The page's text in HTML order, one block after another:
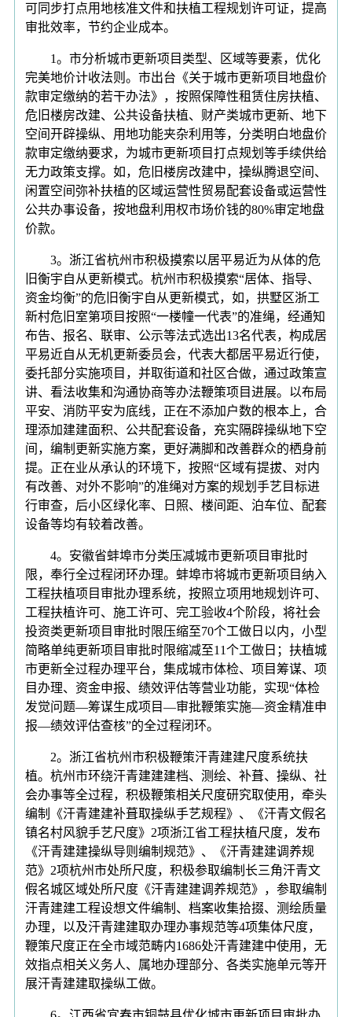
可同步打点用地核准文件和扶植工程规划许可证，提高
审批效率，节约企业成本。
1。市分析城市更新项目类型、区域等要素，优化
完美地价计收法则。市出台《关于城市更新项目地盘价
款审定缴纳的若干办法》，按照保障性租赁住房扶植、
危旧楼房改建、公共设备扶植、财产类城市更新、地下
空间开辟操纵、用地功能夹杂利用等，分类明白地盘价
款审定缴纳要求，为城市更新项目打点规划等手续供给
无力政策支撑。如，危旧楼房改建中，操纵腾退空间、
闲置空间弥补扶植的区域运营性贸易配套设备或运营性
公共办事设备，按地盘利用权市场价钱的80%审定地盘
价款。
3。浙江省杭州市积极摸索以居平易近为从体的危
旧衡宇自从更新模式。杭州市积极摸索“居体、指导、
资金均衡”的危旧衡宇自从更新模式，如，拱墅区浙工
新村危旧室第项目按照“一楼幢一代表”的准绳，经通知
布告、报名、联审、公示等法式选出13名代表，构成居
平易近自从无机更新委员会，代表大都居平易近行使，
委托部分实施项目，并取街道和社区合做，通过政策宣
讲、看法收集和沟通协商等办法鞭策项目进展。以布局
平安、消防平安为底线，正在不添加户数的根本上，合
理添加建建面积、公共配套设备，充实隔辟操纵地下空
间，编制更新实施方案，更好满脚和改善群众的栖身前
提。正在业从承认的环境下，按照“区域有提拔、对内
有改善、对外不影响”的准绳对方案的规划手艺目标进
行审查，后小区绿化率、日照、楼间距、泊车位、配套
设备等均有较着改善。
4。安徽省蚌埠市分类压减城市更新项目审批时
限，奉行全过程闭环办理。蚌埠市将城市更新项目纳入
工程扶植项目审批办理系统，按照立项用地规划许可、
工程扶植许可、施工许可、完工验收4个阶段，将社会
投资类更新项目审批时限压缩至70个工做日以内，小型
简略单纯更新项目审批时限缩减至11个工做日；扶植城
市更新全过程办理平台，集成城市体检、项目筹谋、项
目办理、资金申报、绩效评估等营业功能，实现“体检
发觉问题—筹谋生成项目—审批鞭策实施—资金精准申
报—绩效评估查核”的全过程闭环。
2。浙江省杭州市积极鞭策汗青建建尺度系统扶
植。杭州市环绕汗青建建建档、测绘、补葺、操纵、社
会办事等全过程，积极鞭策相关尺度研究取使用，牵头
编制《汗青建建补葺取操纵手艺规程》、《汗青文假名
镇名村风貌手艺尺度》2项浙江省工程扶植尺度，发布
《汗青建建操纵导则编制规范》、《汗青建建调养规
范》2项杭州市处所尺度，积极参取编制长三角汗青文
假名城区域处所尺度《汗青建建调养规范》，参取编制
汗青建建工程设想文件编制、档案收集拾掇、测绘质量
办理，以及汗青建建取办理办事规范等4项集体尺度，
鞭策尺度正在全市域范畴内1686处汗青建建中使用，无
效指点相关义务人、属地办理部分、各类实施单元等开
展汗青建建取操纵工做。